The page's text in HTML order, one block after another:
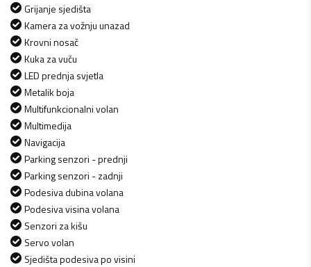
Grijanje sjedišta
Kamera za vožnju unazad
Krovni nosač
Kuka za vuču
LED prednja svjetla
Metalik boja
Multifunkcionalni volan
Multimedija
Navigacija
Parking senzori - prednji
Parking senzori - zadnji
Podesiva dubina volana
Podesiva visina volana
Senzori za kišu
Servo volan
Sjedišta podesiva po visini